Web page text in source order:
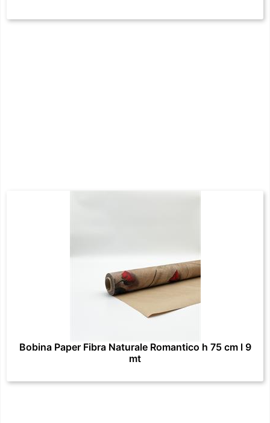
Bobina Paper Fibra Naturale Romantico h 75 cm l 9
mt